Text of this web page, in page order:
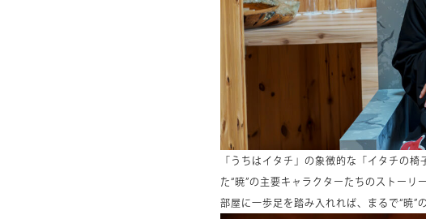
「うちはイタチ」の象徴的な「イタチの
た“暁”の主要キャラクターたちのストーリ
部屋に一歩足を踏み入れれば、まるで“暁”